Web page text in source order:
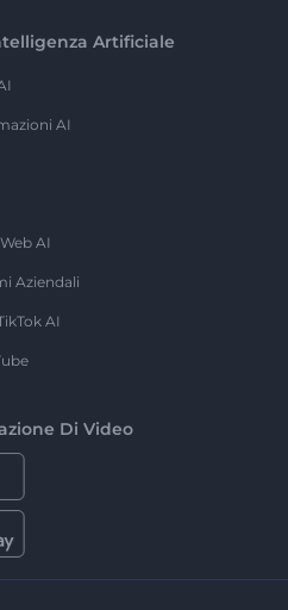
Artificiale
AI
AI
Aziendali
AI
Di Video